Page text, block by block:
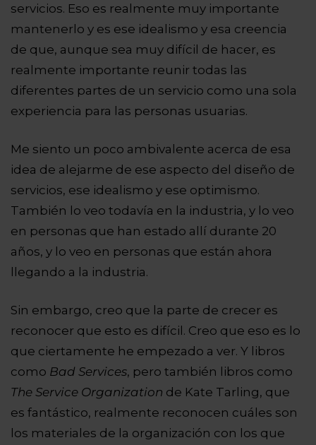
servicios. Eso es realmente muy importante
mantenerlo y es ese idealismo y esa creencia
de que, aunque sea muy difícil de hacer, es
realmente importante reunir todas las
diferentes partes de un servicio como una sola
experiencia para las personas usuarias.
Me siento un poco ambivalente acerca de esa
idea de alejarme de ese aspecto del diseño de
servicios, ese idealismo y ese optimismo.
También lo veo todavía en la industria, y lo veo
en personas que han estado allí durante 20
años, y lo veo en personas que están ahora
llegando a la industria.
Sin embargo, creo que la parte de crecer es
reconocer que esto es difícil. Creo que eso es lo
que ciertamente he empezado a ver. Y libros
como Bad Services, pero también libros como
The Service Organization de Kate Tarling, que
es fantástico, realmente reconocen cuáles son
los materiales de la organización con los que